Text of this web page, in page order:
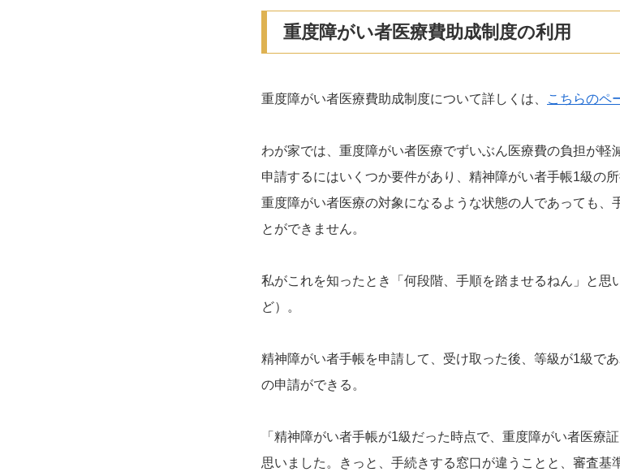
重度障がい者医療費助成制度の利用
重度障がい者医療費助成制度について詳しくは、 こちらのペ
わが家では、重度障がい者医療でずいぶん医療費の負担が軽
申請するにはいくつか要件があり、精神障がい者手帳1級の
重度障がい者医療の対象になるような状態の人であっても、
とができません。
私がこれを知ったとき「何段階、手順を踏ませるねん」と思
ど）。
精神障がい者手帳を申請して、受け取った後、等級が1級で
の申請ができる。
「精神障がい者手帳が1級だった時点で、重度障がい者医療
思いました。きっと、手続きする窓口が違うことと、審査基